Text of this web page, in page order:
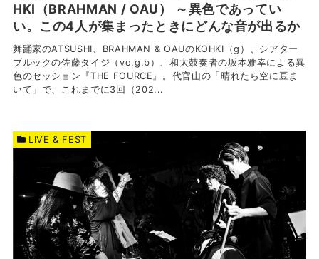
HKI（BRAHMAN / OAU） ～異色であってい
い。この4人が集まったときにどんな音が出るか
舞踊家のATSUSHI、BRAHMAN & OAUのKOHKI（g）、シアター
ブルックの佐藤タイジ（vo,g,b）、和太鼓奏者の坂本雅幸による異
色のセッション『THE FOURCE』。代官山の「晴れたら空に豆ま
いて」で、これまでに3回（202...
LIVE & FEST